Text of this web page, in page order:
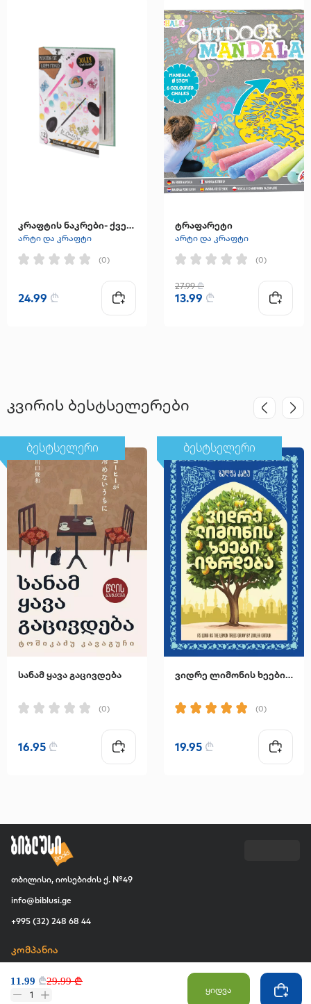
11.99 ₾29.99 ₾
1 ყიდვა
კრაფტის ნაკრები- ქვებზე ხატვისთვის Koopman
არტი და კრაფტი
(0)
24.99 ₾
ტრაფარეტი
არტი და კრაფტი
(0)
27.99₾
13.99 ₾
კვირის ბესტსელერები
ბესტსელერი
სანამ ყავა გაცივდება
(0)
16.95 ₾
ბესტსელერი
ვიდრე ლიმონის ხეები იზრდება
(0)
19.95 ₾
თბილისი, იოსებიძის ქ. №49
info@biblusi.ge
+995 (32) 248 68 44
კომპანია